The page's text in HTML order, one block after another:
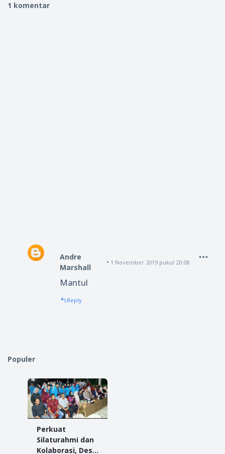
1 komentar
Andre
Marshall
1 November 2019 pukul 20.08
Mantul
Reply
Populer
Perkuat
Silaturahmi dan
Kolaborasi, Desa